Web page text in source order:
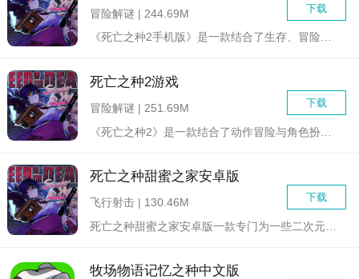
下载
冒险解谜 | 244.69M
《死亡之种2手机版》是一款结合了生存、冒险与动作元素的角色扮...
死亡之种2游戏
下载
冒险解谜 | 251.69M
死亡之种甜蜜之家安卓版
下载
飞行射击 | 130.46M
牧场物语记忆之种中文版